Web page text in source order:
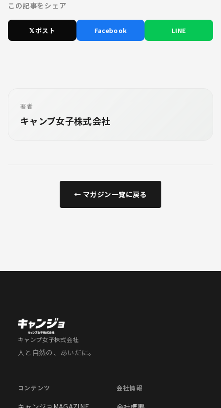
この記事をシェア
𝕏 ポスト Facebook LINE
著者
キャンプ女子株式会社
← マガジン一覧に戻る
キャンプ女子株式会社
人と自然の、あいだに。
コンテンツ 会社情報